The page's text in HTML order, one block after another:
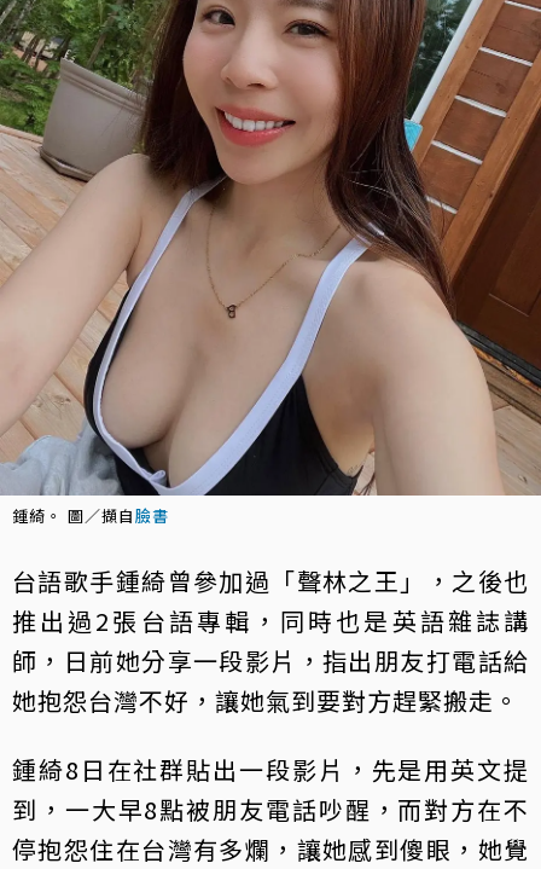
鍾綺。 圖／擷自臉書
台語歌手鍾綺曾參加過「聲林之王」，之後也
推出過2張台語專輯，同時也是英語雜誌講
師，日前她分享一段影片，指出朋友打電話給
她抱怨台灣不好，讓她氣到要對方趕緊搬走。
鍾綺8日在社群貼出一段影片，先是用英文提
到，一大早8點被朋友電話吵醒，而對方在不
停抱怨住在台灣有多爛，讓她感到傻眼，她覺